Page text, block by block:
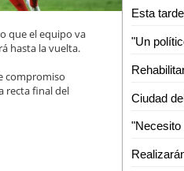
que el equipo va
hasta la vuelta.
compromiso
recta final del
Ciudad